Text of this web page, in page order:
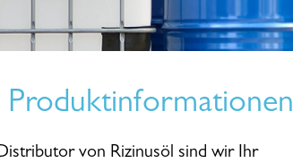
Produktinformationen
von Rizinusöl sind wir Ihr